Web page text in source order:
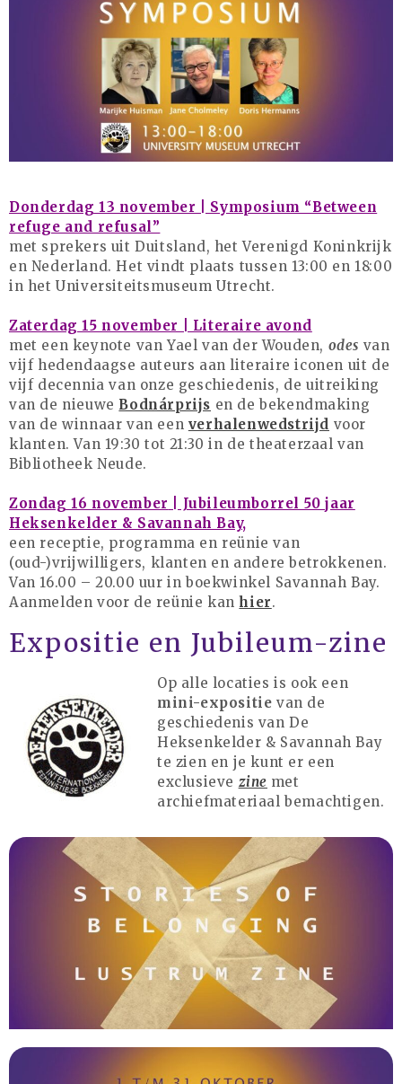
23 augustus: Lazy Queer
Sunday
26 juli: Lazy Queer Sunday
Vrijwilliger: Medewerker
Summer Stories 2026
augustus 2026
juli 2026
juni 2026
mei 2026
maart 2026
februari 2026
januari 2026
december 2025
november 2025
oktober 2025
augustus 2025
juli 2025
juni 2025
mei 2025
april 2025
februari 2025
januari 2025
december 2024
oktober 2024
juli 2023
juni 2023
mei 2023
april 2023
Donderdag 13 november | Symposium “Between
refuge and refusal”
met sprekers uit Duitsland, het Verenigd Koninkrijk
en Nederland. Het vindt plaats tussen 13:00 en 18:00
in het Universiteitsmuseum Utrecht.
Zaterdag 15 november | Literaire avond
met een keynote van Yael van der Wouden, odes van
vijf hedendaagse auteurs aan literaire iconen uit de
vijf decennia van onze geschiedenis, de uitreiking
van de nieuwe Bodnárprijs en de bekendmaking
van de winnaar van een verhalenwedstrijd voor
klanten. Van 19:30 tot 21:30 in de theaterzaal van
Bibliotheek Neude.
Zondag 16 november | Jubileumborrel 50 jaar
Heksenkelder & Savannah Bay,
een receptie, programma en reünie van
(oud-)vrijwilligers, klanten en andere betrokkenen.
Van 16.00 – 20.00 uur in boekwinkel Savannah Bay.
Aanmelden voor de reünie kan hier.
Expositie en Jubileum-zine
Op alle locaties is ook een
mini-expositie van de
geschiedenis van De
Heksenkelder & Savannah Bay
te zien en je kunt er een
exclusieve zine met
archiefmateriaal bemachtigen.